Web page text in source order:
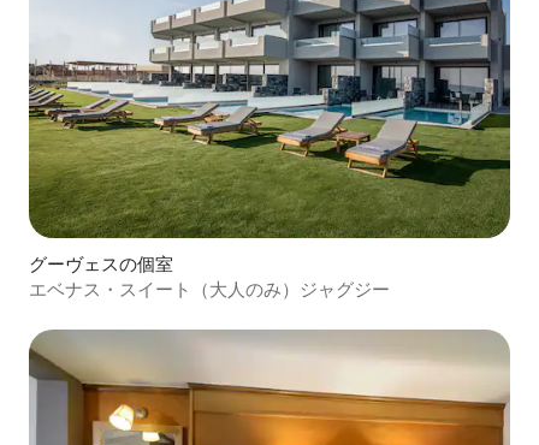
グーヴェスの個室
エベナス・スイート（大人のみ）ジャグジー